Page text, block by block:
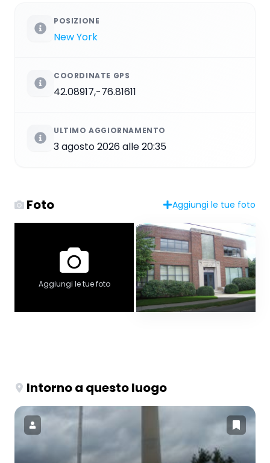
POSIZIONE
New York
COORDINATE GPS
42.08917,-76.81611
ULTIMO AGGIORNAMENTO
3 agosto 2026 alle 20:35
Foto Aggiungi le tue foto
Aggiungi le tue foto
Intorno a questo luogo